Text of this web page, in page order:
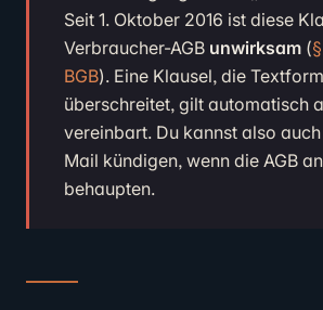
Seit 1. Oktober 2016 ist diese
Verbraucher-AGB unwirksam (
BGB). Eine Klausel, die Textform
überschreitet, gilt automatisch
vereinbart. Du kannst also
Mail kündigen, wenn die AGB
behaupten.